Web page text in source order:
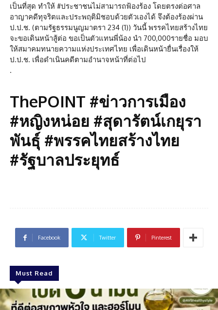
เป็นที่สุด ทำให้ #ประชาชนไม่สามารถฟ้องร้อง โดยตรงต่อศาล
อาญาคดีทุจริตและประพฤติมิชอบด้วยตัวเองได้ จึงต้องร้องผ่าน
ป.ป.ช. (ตามรัฐธรรมนูญมาตรา 234 (1)) วันนี้ พรรคไทยสร้างไทย
จะขอเดินหน้าสู้ต่อ ขอเป็นตัวแทนพี่น้อง นำ 700,000รายชื่อ มอบ
ให้สมาคมทนายความแห่งประเทศไทย เพื่อเดินหน้ายื่นเรื่องให้
ป.ป.ช. เพื่อดำเนินคดีตามอำนาจหน้าที่ต่อไป
.
ThePOINT #ข่าวการเมือง
#หญิงหน่อย #สุดารัตน์เกยุรา
พันธุ์ #พรรคไทยสร้างไทย
#รัฐบาลประยุทธ์
Facebook Twitter Pinterest
Must Read